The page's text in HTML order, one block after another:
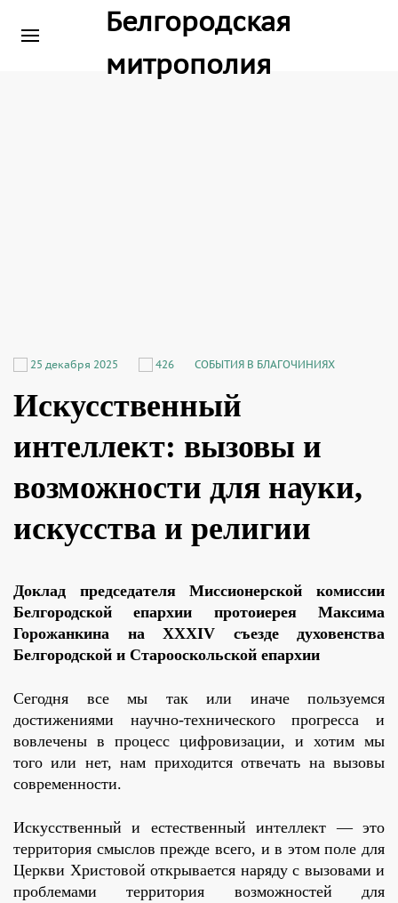
25 декабря 2025 426 СОБЫТИЯ В БЛАГОЧИНИЯХ
Искусственный
интеллект: вызовы и
возможности для науки,
искусства и религии
Доклад председателя Миссионерской комиссии
Белгородской епархии протоиерея Максима
Горожанкина на XXXIV съезде духовенства
Белгородской и Старооскольской епархии
Сегодня все мы так или иначе пользуемся
достижениями научно-технического прогресса и
вовлечены в процесс цифровизации, и хотим мы
того или нет, нам приходится отвечать на вызовы
современности.
Искусственный и естественный интеллект — это
территория смыслов прежде всего, и в этом поле для
Церкви Христовой открывается наряду с вызовами и
проблемами территория возможностей для